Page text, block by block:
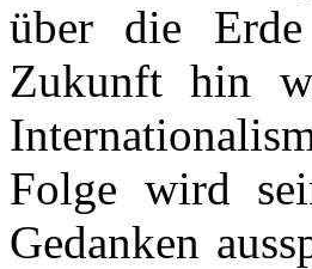
über die
Zukunft hin
Folge wird
Gedanken